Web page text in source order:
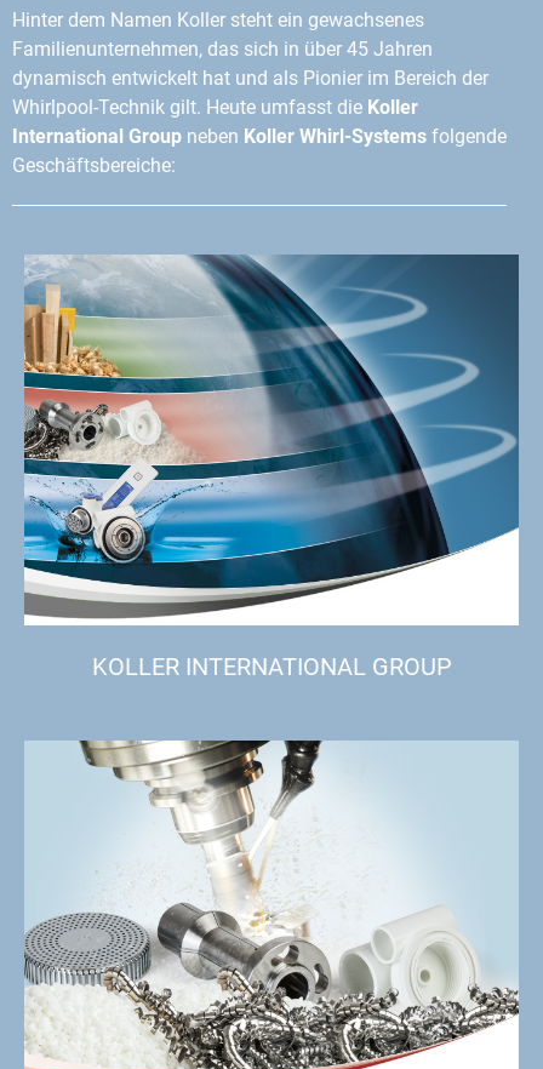
Hinter dem Namen Koller steht ein gewachsenes
Familienunternehmen, das sich in über 45 Jahren
dynamisch entwickelt hat und als Pionier im Bereich der
Whirlpool-Technik gilt. Heute umfasst die Koller
International Group neben Koller Whirl-Systems folgende
Geschäftsbereiche:
KOLLER INTERNATIONAL GROUP